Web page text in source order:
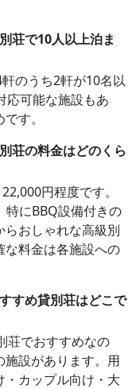
荘で10人以上泊ま
のうち2軒が10名以
応可能な施設もあ
す。
荘の料金はどのくら
円程度です。
特にBBQ設備付きの
おしゃれな高級別
な料金は各施設への
すめ貸別荘はどこで
荘でおすすめなの
設があります。用
カップル向け・大